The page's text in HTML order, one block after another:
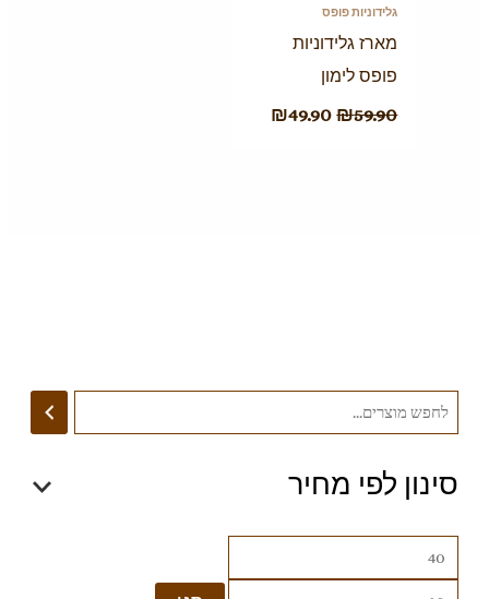
סינון לפי מחיר
גלידוניות פופס
מארז גלידוניות
פופס לימון
₪59.90
₪49.90